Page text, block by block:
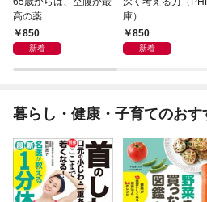
高の薬
850
新着
庫）
850
新着
暮らし・健康・子育てのおす